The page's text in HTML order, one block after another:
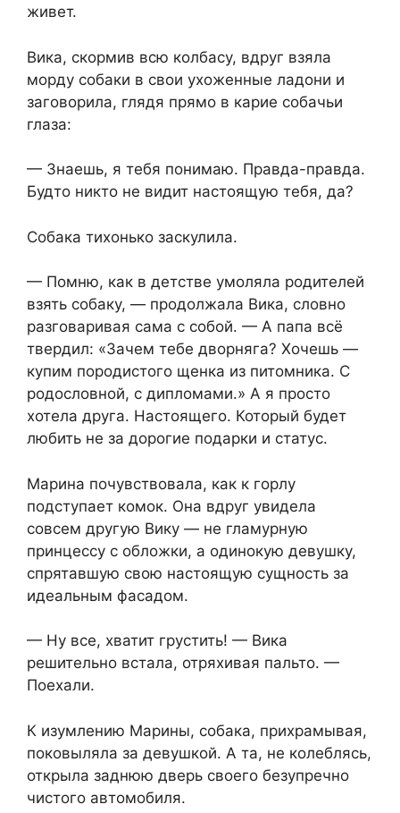
живет.
Вика, скормив всю колбасу, вдруг взяла
морду собаки в свои ухоженные ладони и
заговорила, глядя прямо в карие собачьи
глаза:
— Знаешь, я тебя понимаю. Правда-правда.
Будто никто не видит настоящую тебя, да?
Собака тихонько заскулила.
— Помню, как в детстве умоляла родителей
взять собаку, — продолжала Вика, словно
разговаривая сама с собой. — А папа всё
твердил: «Зачем тебе дворняга? Хочешь —
купим породистого щенка из питомника. С
родословной, с дипломами.» А я просто
хотела друга. Настоящего. Который будет
любить не за дорогие подарки и статус.
Марина почувствовала, как к горлу
подступает комок. Она вдруг увидела
совсем другую Вику — не гламурную
принцессу с обложки, а одинокую девушку,
спрятавшую свою настоящую сущность за
идеальным фасадом.
— Ну все, хватит грустить! — Вика
решительно встала, отряхивая пальто. —
Поехали.
К изумлению Марины, собака, прихрамывая,
поковыляла за девушкой. А та, не колеблясь,
открыла заднюю дверь своего безупречно
чистого автомобиля.